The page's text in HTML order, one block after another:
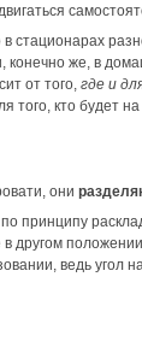
в стационарах
же, в
от того, где и
того, кто будет
они
принципу
другом
ведь угол